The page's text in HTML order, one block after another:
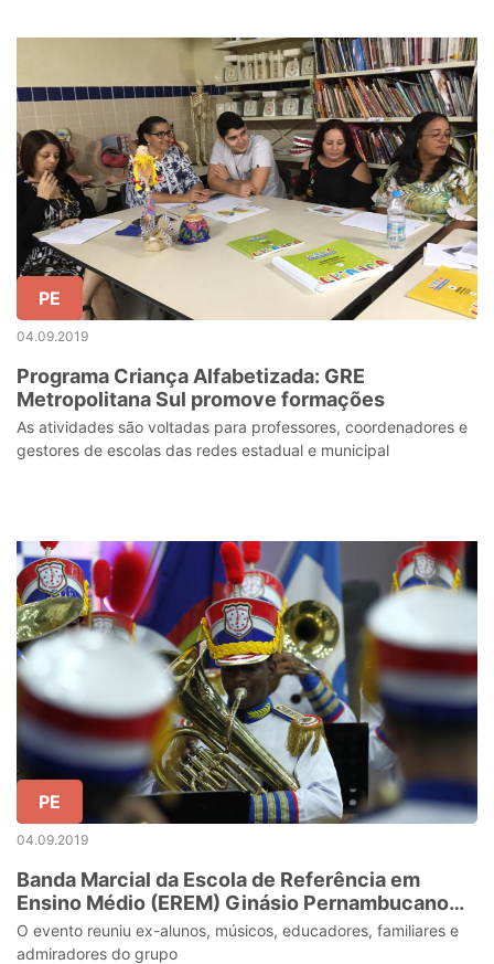
PE
04.09.2019
Programa Criança Alfabetizada: GRE
Metropolitana Sul promove formações
As atividades são voltadas para professores, coordenadores e
gestores de escolas das redes estadual e municipal
PE
04.09.2019
Banda Marcial da Escola de Referência em
Ensino Médio (EREM) Ginásio Pernambucano
(Cabugá) comemora 50 anos em solenidade no
Centro de Convenções
O evento reuniu ex-alunos, músicos, educadores, familiares e
admiradores do grupo